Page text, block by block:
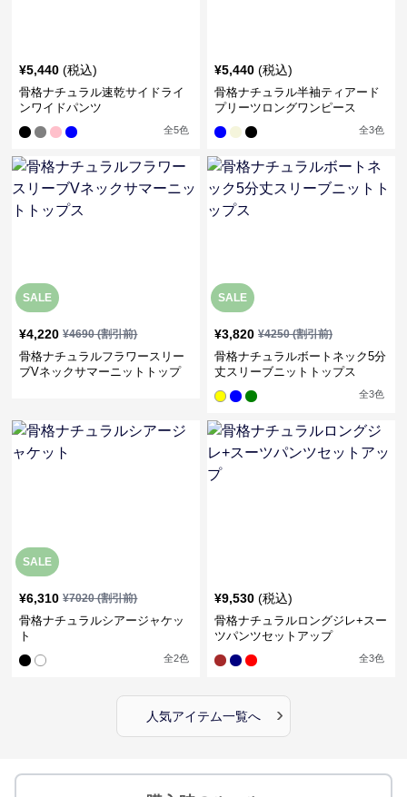
¥5,440 (税込)
骨格ナチュラル速乾サイドライ
ンワイドパンツ
全5色
¥5,440 (税込)
骨格ナチュラル半袖ティアード
プリーツロングワンピース
全3色
SALE
¥4,220 ¥4690(割引前)
骨格ナチュラルフラワースリー
ブVネックサマーニットトップ
SALE
¥3,820 ¥4250(割引前)
骨格ナチュラルボートネック5分
丈スリーブニットトップス
全3色
SALE
¥6,310 ¥7020(割引前)
骨格ナチュラルシアージャケッ
ト
全2色
¥9,530 (税込)
骨格ナチュラルロングジレ+スー
ツパンツセットアップ
全3色
人気アイテム一覧へ ›